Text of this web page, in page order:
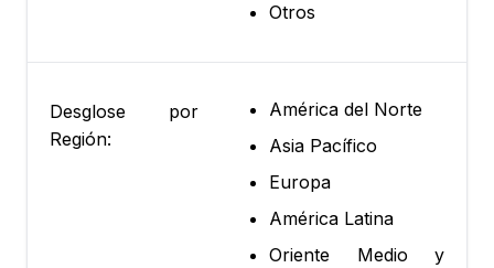
Otros
Desglose por
Región:
América del Norte
Asia Pacífico
Europa
América Latina
Oriente Medio y